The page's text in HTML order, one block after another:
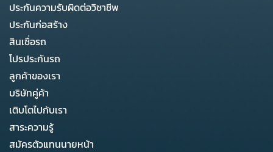
ประกันความรับผิดต่อวิชาชีพ
ประกันก่อสร้าง
สินเชื่อรถ
โปรประกันรถ
ลูกค้าของเรา
บริษัทคู่ค้า
เติบโตไปกับเรา
สาระความรู้
สมัครตัวแทนนายหน้า